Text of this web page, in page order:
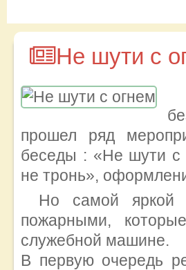
Не шути с
прошел ряд
беседы : «Не шути с
не тронь»,
Но самой яркой
пожарными,
служебной машине.
В первую очередь